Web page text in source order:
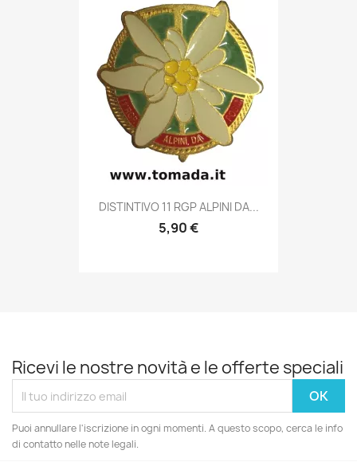
Anteprima
DISTINTIVO 11 RGP ALPINI DA...
5,90 €
Ricevi le nostre novità e le offerte speciali
Puoi annullare l'iscrizione in ogni momenti. A questo scopo, cerca le info
di contatto nelle note legali.